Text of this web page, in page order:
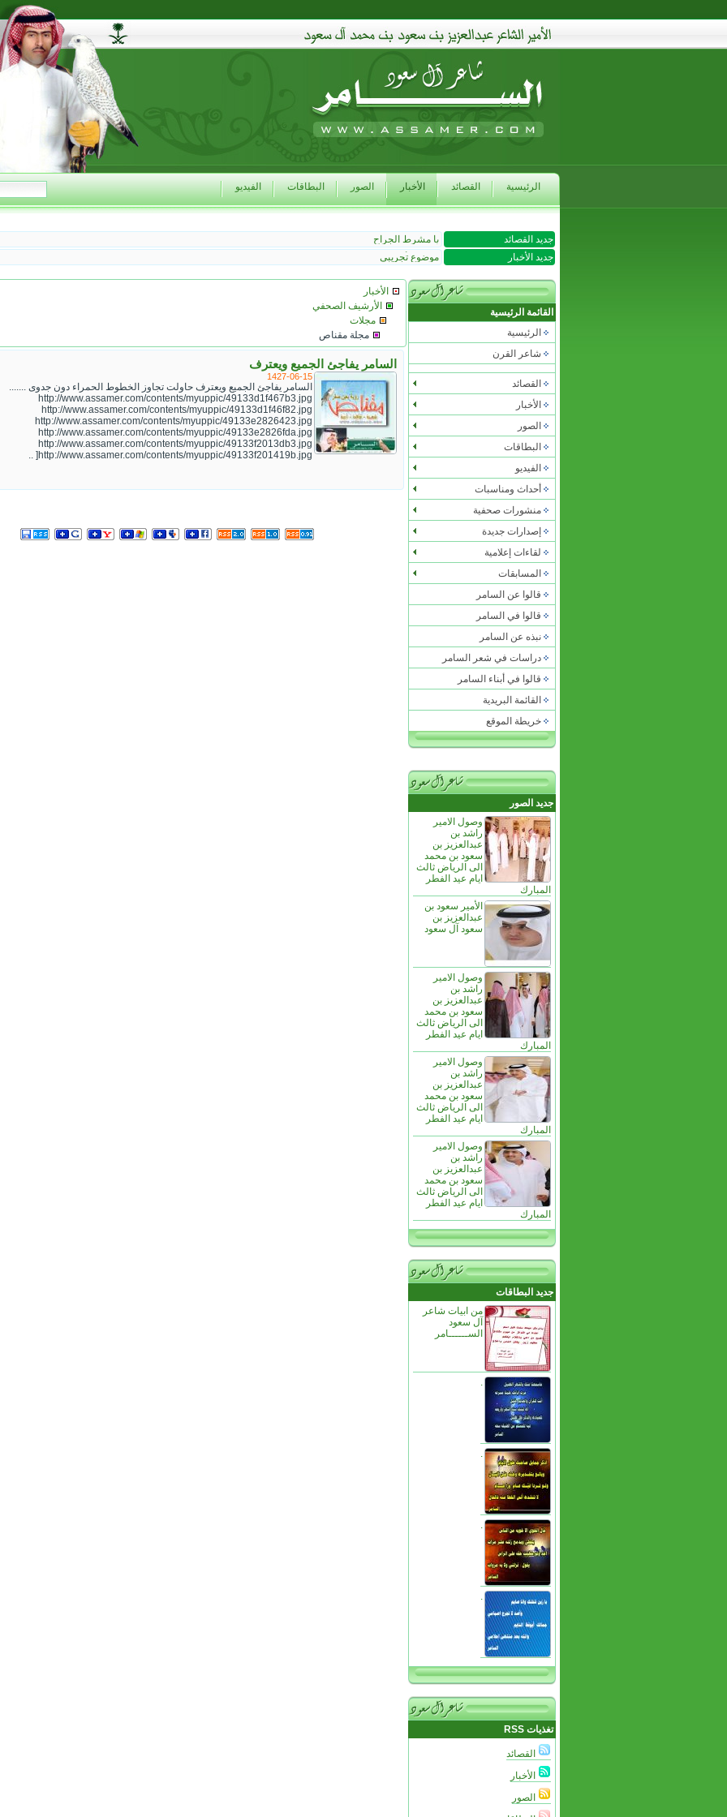
الرئيسية القصائد الأخبار الصور البطاقات الفيديو
جديد القصائد
يا مشرط الجراح
جديد الأخبار
موضوع تجريبى
القائمة الرئيسية
الرئيسية
شاعر القرن
القصائد
الأخبار
الصور
البطاقات
الفيديو
أحداث ومناسبات
منشورات صحفية
إصدارات جديدة
لقاءات إعلامية
المسابقات
قالوا عن السامر
قالوا في السامر
نبذه عن السامر
دراسات في شعر السامر
قالوا في أبناء السامر
القائمة البريدية
خريطة الموقع
جديد الصور
وصول الامير
راشد بن
عبدالعزيز بن
سعود بن محمد
الى الرياض ثالث
ايام عيد الفطر
المبارك
الأمير سعود بن
عبدالعزيز بن
سعود آل سعود
وصول الامير
راشد بن
عبدالعزيز بن
سعود بن محمد
الى الرياض ثالث
ايام عيد الفطر
المبارك
وصول الامير
راشد بن
عبدالعزيز بن
سعود بن محمد
الى الرياض ثالث
ايام عيد الفطر
المبارك
وصول الامير
راشد بن
عبدالعزيز بن
سعود بن محمد
الى الرياض ثالث
ايام عيد الفطر
المبارك
جديد البطاقات
من ابيات شاعر
آل سعود
الســــــامر
.
.
.
.
تغذيات RSS
القصائد
الأخبار
الصور
الأخبار
الأرشيف الصحفي
مجلات
مجلة مقناص
السامر يفاجئ الجميع ويعترف
1427-06-15
السامر يفاجئ الجميع ويعترف حاولت تجاوز الخطوط الحمراء دون جدوى .......
http://www.assamer.com/contents/myuppic/49133d1f467b3.jpg
http://www.assamer.com/contents/myuppic/49133d1f46f82.jpg
http://www.assamer.com/contents/myuppic/49133e2826423.jpg
http://www.assamer.com/contents/myuppic/49133e2826fda.jpg
http://www.assamer.com/contents/myuppic/49133f2013db3.jpg
http://www.assamer.com/contents/myuppic/49133f201419b.jpg[ ..